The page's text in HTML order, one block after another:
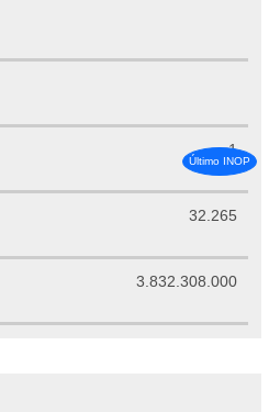
Último INOP
1
32.265
3.832.308.000